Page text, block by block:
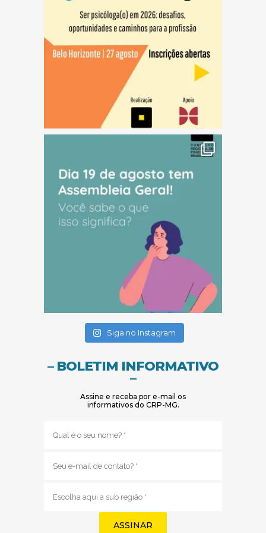
Siga no Instagram
– BOLETIM INFORMATIVO
–
Assine e receba por e-mail os
informativos do CRP-MG.
mail
região